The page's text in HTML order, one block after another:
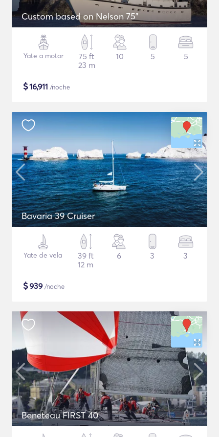
Custom based on Nelson 75"
Yate a motor
75 ft
23 m
10 5 5
$16,911 /noche
Bavaria 39 Cruiser
Yate de vela
39 ft
12 m
6 3 3
$939 /noche
Beneteau FIRST 40